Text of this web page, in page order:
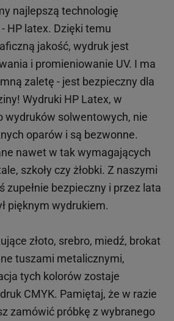
najlepszą technologię
HP latex. Dzięki temu
jakość, wydruk jest
i promieniowanie UV. I ma
zaletę - jest bezpieczny dla
Wydruki HP Latex, w
wydruków solwentowych, nie
oparów i są bezwonne.
nawet w tak wymagających
szkoły czy żłobki. Z naszymi
bezpieczny i przez lata
pięknym wydrukiem.
złoto, srebro, miedź, brokat
tuszami metalicznymi,
tych kolorów zostaje
CMYK. Pamiętaj, że w razie
zamówić próbkę z wybranego